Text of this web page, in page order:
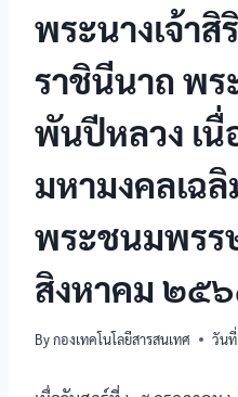
พระนางเจ้า
ราชินีนาถ พ
พันปีหลวง เนื่
มหามงคลเฉลิ
พระชนมพรร
สิงหาคม ๒๕
Byกองเทคโนโลยีสารสนเทศ วัน